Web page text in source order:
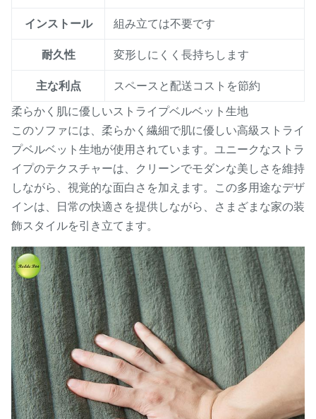
インストール 組み立ては不要です
耐久性 変形しにくく長持ちします
主な利点
スペースと配送コストを節約
柔らかく肌に優しいストライプベルベット生地
このソファには、柔らかく繊細で肌に優しい高級ストライ
プベルベット生地が使用されています。ユニークなストラ
イプのテクスチャーは、クリーンでモダンな美しさを維持
しながら、視覚的な面白さを加えます。この多用途なデザ
インは、日常の快適さを提供しながら、さまざまな家の装
飾スタイルを引き立てます。